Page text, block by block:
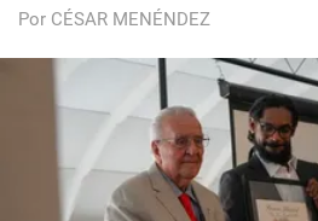
Por CÉSAR MENÉNDEZ